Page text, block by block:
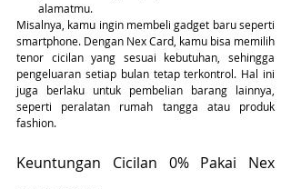
alamatmu.
Misalnya, kamu ingin membeli gadget baru seperti
smartphone. Dengan Nex Card, kamu bisa memilih
tenor cicilan yang sesuai kebutuhan, sehingga
pengeluaran setiap bulan tetap terkontrol. Hal ini
juga berlaku untuk pembelian barang lainnya,
seperti peralatan rumah tangga atau produk
fashion.
Keuntungan Cicilan 0% Pakai Nex